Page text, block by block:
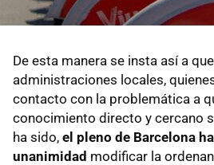
De esta manera se insta así a
administraciones locales,
contacto con la problemática a
conocimiento directo y cercano
ha sido, el pleno de Barcelona
unanimidad modificar la